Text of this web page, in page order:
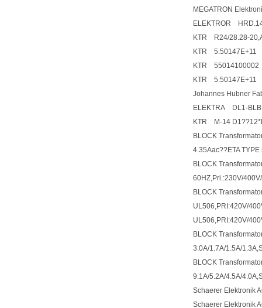
MEGATRON
ELEKTROR
KTR R24/28.28-
KTR 5.50147E+11
KTR 55014100002
KTR 5.50147E+11
Johannes Hubner
ELEKTRA DL1-BLB
KTR M-14
BLOCK
4.35Aac??ETA
BLOCK
60HZ,Pri.:230V/
BLOCK
UL506,PRI:420V/
UL506,PRI:420V/
BLOCK
3.0A/1.7A/1.5A/
BLOCK
9.1A/5.2A/4.5A/
Schaerer Elektronik
Schaerer Elektronik